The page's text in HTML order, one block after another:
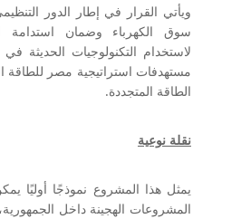
ويأتي القرار في إطار الدور
سوق الكهرباء وضمان استدامة
لاستخدام التكنولوجيات الحديثة
مستهدفات استراتيجية مصر للطاقة
الطاقة المتجددة.
نقلة نوعية
يمثل هذا المشروع نموذجًا أوليًا
المشروعات الهجينة داخل